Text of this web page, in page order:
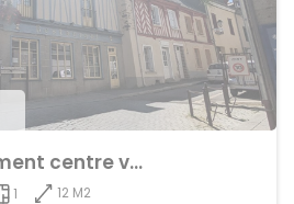
Achat Appartement centre ville
1
12 M2